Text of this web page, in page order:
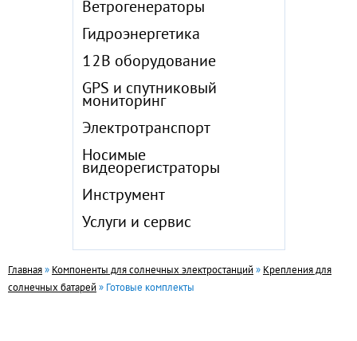
Ветрогенераторы
Гидроэнергетика
12В оборудование
GPS и спутниковый
мониторинг
Электротранспорт
Носимые
видеорегистраторы
Инструмент
Услуги и сервис
Главная » Компоненты для солнечных электростанций » Крепления для
солнечных батарей » Готовые комплекты